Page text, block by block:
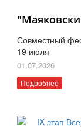
Совместный
19 июля
01.07.2026
Подробнее